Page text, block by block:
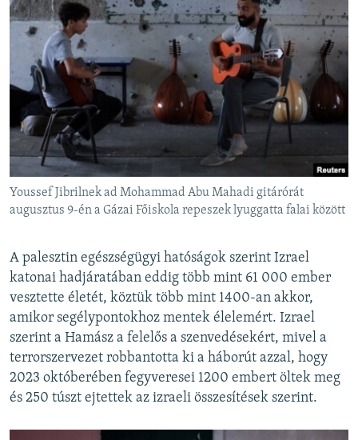
Youssef Jibrilnek ad Mohammad Abu Mahadi gitárórát
augusztus 9-én a Gázai Főiskola repeszek lyuggatta falai között
A palesztin egészségügyi hatóságok szerint Izrael
katonai hadjáratában eddig több mint 61 000 ember
vesztette életét, köztük több mint 1400-an akkor,
amikor segélypontokhoz mentek élelemért. Izrael
szerint a Hamász a felelős a szenvedésekért, mivel a
terrorszervezet robbantotta ki a háborút azzal, hogy
2023 októberében fegyveresei 1200 embert öltek meg
és 250 túszt ejtettek az izraeli összesítések szerint.